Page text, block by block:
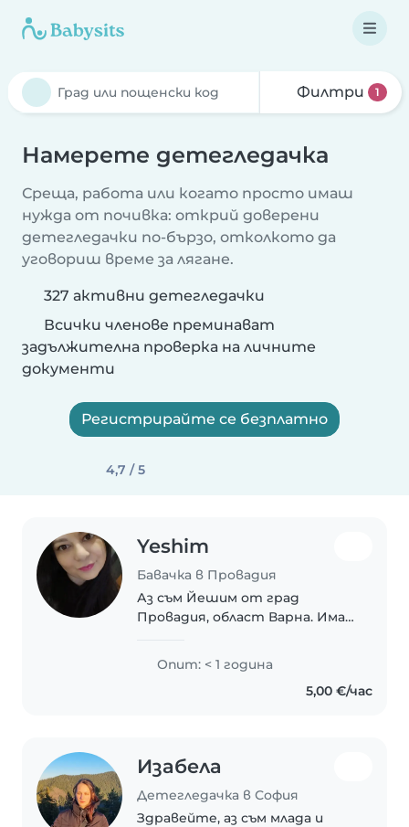
Филтри 1
Намерете детегледачка
Среща, работа или когато просто имаш
нужда от почивка: открий доверени
детегледачки по-бързо, отколкото да
уговориш време за лягане.
327 активни детегледачки
Всички членове преминават
задължителна проверка на личните
документи
Регистрирайте се безплатно
4,7 / 5
Yeshim
Бавачка в Провадия
Аз съм Йешим от град
Провадия, област Варна. Имам
Владея български език, турски
език и английски език. Имам
Опит: < 1 година
5,00 €/час
Изабела
Детегледачка в София
Здравейте, аз съм млада и